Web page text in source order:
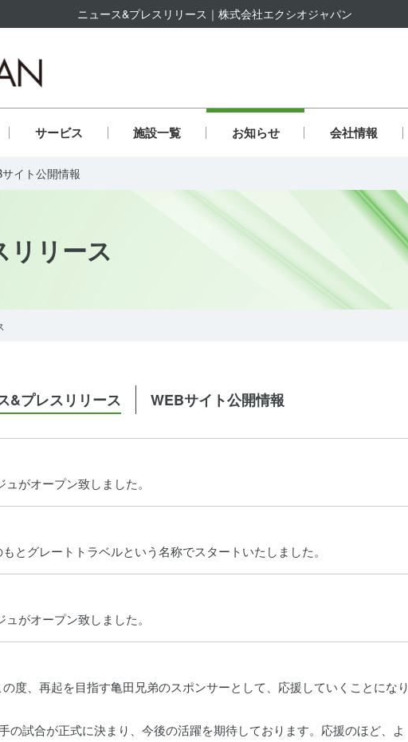
ニュース&プレスリリース｜株式会社エクシオジャパン
企業行動指針
サービス
児童福祉事業ICTシステム
施設一覧 お知らせ
イト公開情報
会社情報
ポンサー活動・協賛
社会貢献への取り組み
リリース
&プレスリリース WEBサイト公開情報
がオープン致しました。
とグレートトラベルという名称でスタートいたしました。
がオープン致しました。
度、再起を目指す亀田兄弟のスポンサーとして、応援していくことになり
の試合が正式に決まり、今後の活躍を期待しております。応援のほど、よ